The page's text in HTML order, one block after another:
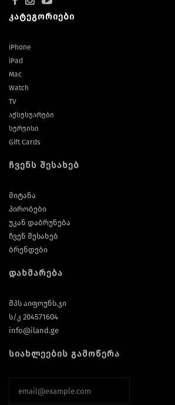
კატეგორიები
iPhone
iPad
Mac
Watch
TV
აქსესუარები
სერვისი
Gift Cards
ჩვენს შესახებ
მიტანა
პირობები
უკან დაბრუნება
ჩვენ შესახებ
ბრენდები
დახმარება
შპს აიფოუნს.ჯი
ს/კ 204571604
info@iland.ge
სიახლეების გამოწერა